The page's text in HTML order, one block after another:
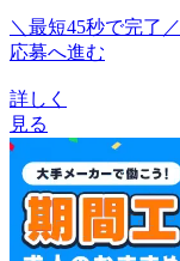
＼最短45秒で完了／
応募へ進む
詳しく
見る